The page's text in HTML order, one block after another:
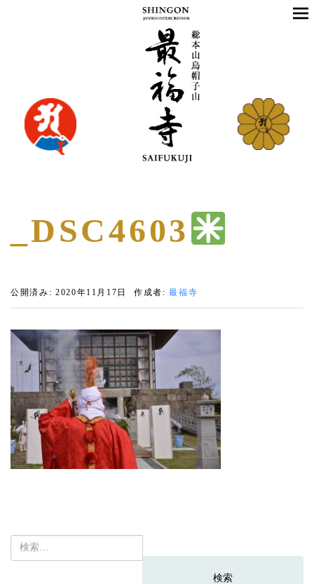
_DSC4603
公開済み: 2020年11月17日 作成者:最福寺
検
索: